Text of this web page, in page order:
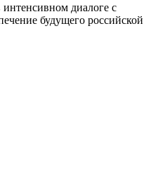
диалоге с
будущего российской